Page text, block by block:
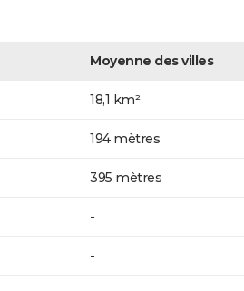
Moyenne des villes
18,1 km²
194 mètres
395 mètres
-
-